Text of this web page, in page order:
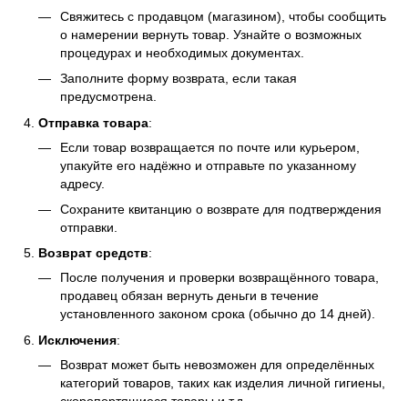
Свяжитесь с продавцом (магазином), чтобы сообщить
о намерении вернуть товар. Узнайте о возможных
процедурах и необходимых документах.
Заполните форму возврата, если такая
предусмотрена.
Отправка товара:
Если товар возвращается по почте или курьером,
упакуйте его надёжно и отправьте по указанному
адресу.
Сохраните квитанцию о возврате для подтверждения
отправки.
Возврат средств:
После получения и проверки возвращённого товара,
продавец обязан вернуть деньги в течение
установленного законом срока (обычно до 14 дней).
Исключения:
Возврат может быть невозможен для определённых
категорий товаров, таких как изделия личной гигиены,